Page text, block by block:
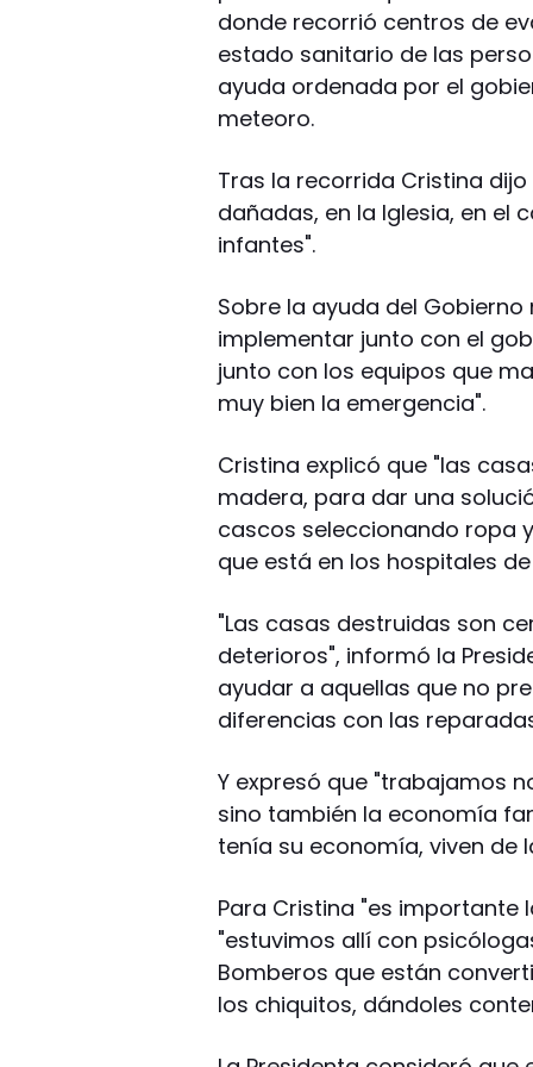
donde recorrió centros de
estado sanitario de las
ayuda ordenada por el
meteoro.
Tras la recorrida Cristina
dañadas, en la Iglesia, en el
infantes".
Sobre la ayuda del
implementar junto con el
junto con los equipos que
muy bien la emergencia".
Cristina explicó que "las
madera, para dar una
cascos seleccionando ropa
que está en los hospitales
"Las casas destruidas son
deterioros", informó la
ayudar a aquellas que no
diferencias con las
Y expresó que "trabajamos
sino también la economía
tenía su economía, viven de
Para Cristina "es
"estuvimos allí con
Bomberos que están
los chiquitos, dándoles